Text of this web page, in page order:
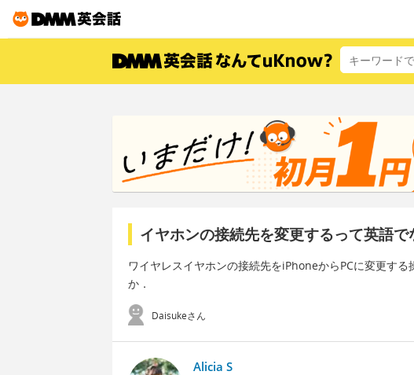
イヤホンの接続先を変更するって英語で
ワイヤレスイヤホンの接続先をiPhoneからPCに変更す
か．
Daisukeさん
Alicia S